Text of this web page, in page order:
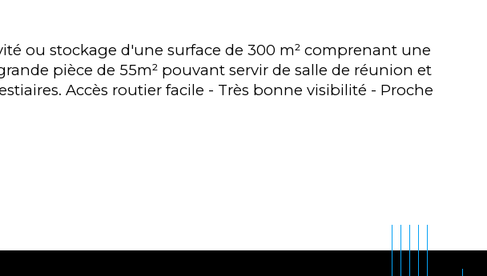
ou stockage d'une surface de 300 m² comprenant une
pièce de 55m² pouvant servir de salle de réunion et
Accès routier facile - Très bonne visibilité - Proche